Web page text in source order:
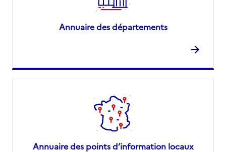
Annuaire des départements
Annuaire des points d’information locaux